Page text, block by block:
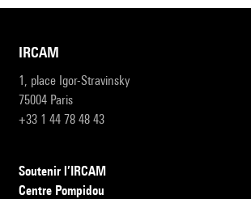
IRCAM
1, place Igor-Stravinsky
75004 Paris
+33 1 44 78 48 43
Soutenir l’IRCAM
Centre Pompidou